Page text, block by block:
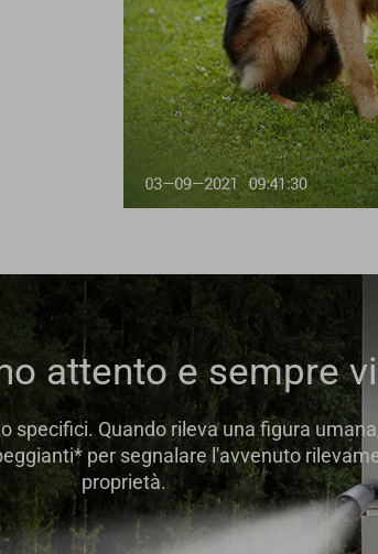
attento e sempre
specifici. Quando rileva una figura
per segnalare l'avvenuto
proprietà.